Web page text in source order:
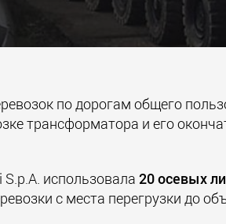
по дорогам общего
трансформатора и его
использовала 20 осевых
с места перегрузки до